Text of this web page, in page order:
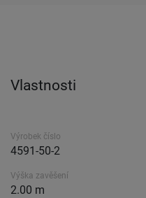
Vlastnosti
Výrobek číslo
4591-50-2
Výška zavěšení
2.00 m